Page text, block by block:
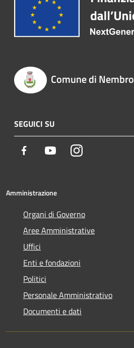
Comune di Nembro
SEGUICI SU
Facebook YoutubeInstagram
Amministrazione
Organi di Governo
Aree Amministrative
Uffici
Enti e fondazioni
Politici
Personale Amministrativo
Documenti e dati